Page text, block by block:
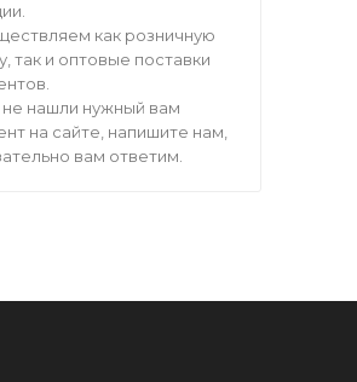
как розничную
так и оптовые поставки
не нашли нужный вам
на сайте, напишите нам,
вам ответим.